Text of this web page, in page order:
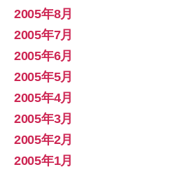
2005年8月
2005年7月
2005年6月
2005年5月
2005年4月
2005年3月
2005年2月
2005年1月